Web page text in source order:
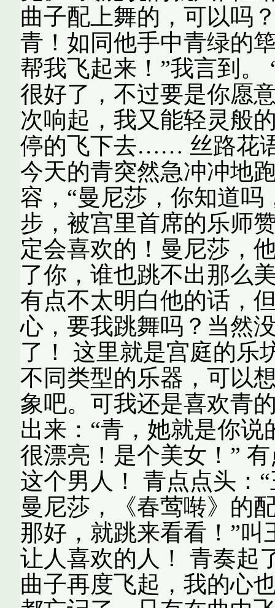
曲子配上舞的，可以吗
青！如同他手中青绿的
帮我飞起来！”我言到。
很好了，不过要是你愿
次响起，我又能轻灵般
停的飞下去…… 丝路花
今天的青突然急冲冲地
容，“曼尼莎，你知道
步，被宫里首席的乐师
定会喜欢的！曼尼莎，
了你，谁也跳不出那么
有点不太明白他的话，
心，要我跳舞吗？当然
了！ 这里就是宫庭的乐
不同类型的乐器，可以
象吧。可我还是喜欢青
出来：“青，她就是你
很漂亮！是个美女！”
这个男人！ 青点点头：
曼尼莎，《春莺啭》的
那好，就跳来看看！”
让人喜欢的人！ 青奏起
曲子再度飞起，我的心